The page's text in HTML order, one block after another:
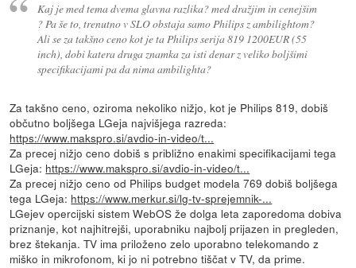
Kaj je med tema dvema glavna razlika? med dražjim in cenejšim
? Pa še to, trenutno v SLO obstaja samo Philips z ambilightom?
Ali se za takšno ceno kot je ta Philips serija 819 1200EUR (55
inch), dobi katera druga znamka za isti denar z veliko boljšimi
specifikacijami pa da nima ambilighta?
Za takšno ceno, oziroma nekoliko nižjo, kot je Philips 819, dobiš
občutno boljšega LGeja najvišjega razreda:
https://www.makspro.si/avdio-in-video/t...
Za precej nižjo ceno dobiš s približno enakimi specifikacijami tega
LGeja: https://www.makspro.si/avdio-in-video/t...
Za precej nižjo ceno od Philips budget modela 769 dobiš boljšega
tega LGeja: https://www.merkur.si/lg-tv-sprejemnik-...
LGejev opercijski sistem WebOS že dolga leta zaporedoma dobiva
priznanje, kot najhitrejši, uporabniku najbolj prijazen in pregleden,
brez štekanja. TV ima priloženo zelo uporabno telekomando z
miško in mikrofonom, ki jo ni potrebno tiščat v TV, da prime.